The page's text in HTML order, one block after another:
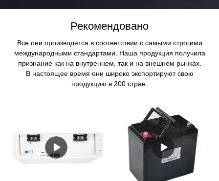
Рекомендовано
Все они производятся в соответствии с самыми строгими
международными стандартами. Наша продукция получила
признание как на внутреннем, так и на внешнем рынках.
В настоящее время они широко экспортируют свою
продукцию в 200 стран.